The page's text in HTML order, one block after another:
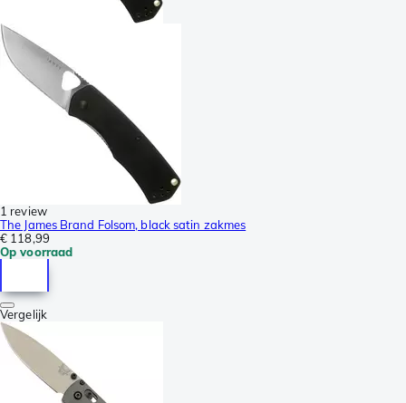
1 review
The James Brand Folsom, black satin zakmes
€ 118,99
Op voorraad
Vergelijk